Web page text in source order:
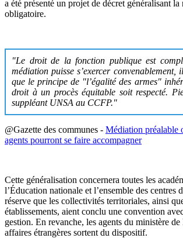
a été présenté un projet de décret généralisant
obligatoire.
"Le droit de la fonction publique est
médiation puisse s’exercer convenablement,
que le principe de "l’égalité des armes"
droit à un procès équitable soit respecté.
suppléant UNSA au CCFP."
@Gazette des communes - Médiation préalable
agents pourront se faire accompagner
Cette généralisation concernera toutes les
l’Éducation nationale et l’ensemble des centres
réserve que les collectivités territoriales, ainsi
établissements, aient conclu une convention
gestion. En revanche, les agents du ministère de
affaires étrangères sortent du dispositif.